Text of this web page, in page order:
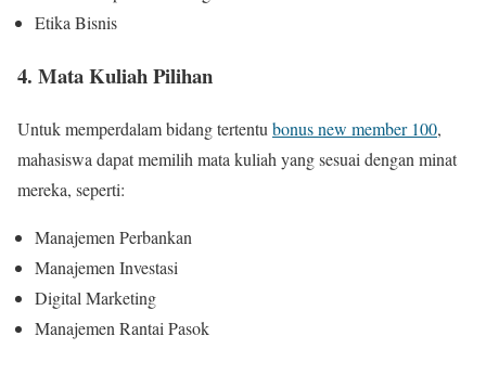
Etika Bisnis
4. Mata Kuliah Pilihan
Untuk memperdalam bidang tertentu bonus new member 100,
mahasiswa dapat memilih mata kuliah yang sesuai dengan minat
mereka, seperti:
Manajemen Perbankan
Manajemen Investasi
Digital Marketing
Manajemen Rantai Pasok